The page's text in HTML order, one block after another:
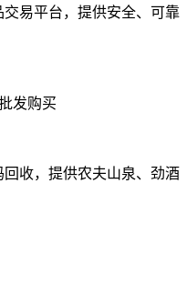
易平台，提供安全、可靠
发购买
收，提供农夫山泉、劲酒